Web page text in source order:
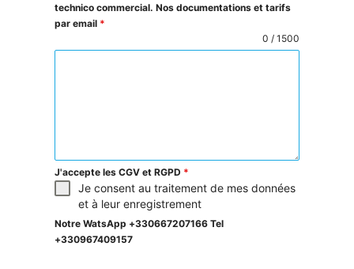
technico commercial. Nos documentations et tarifs
par email *
0 / 1500
J'accepte les CGV et RGPD *
Je consent au traitement de mes données
et à leur enregistrement
Notre WatsApp +330667207166 Tel
+330967409157